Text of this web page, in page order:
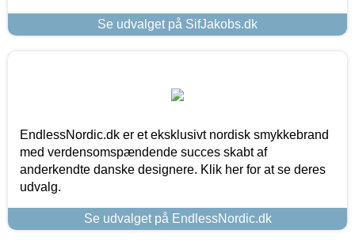
Se udvalget på SifJakobs.dk
EndlessNordic.dk er et eksklusivt nordisk smykkebrand
med verdensomspændende succes skabt af
anderkendte danske designere. Klik her for at se deres
udvalg.
Se udvalget på EndlessNordic.dk